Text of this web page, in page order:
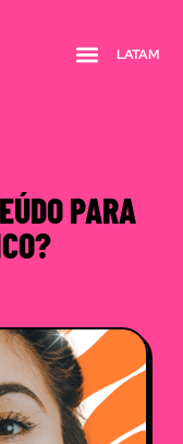
LATAM
PARA